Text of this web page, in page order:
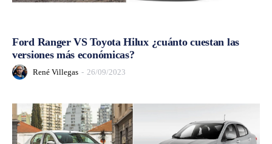
Ford Ranger VS Toyota Hilux ¿cuánto cuestan las
versiones más económicas?
René Villegas - 26/09/2023